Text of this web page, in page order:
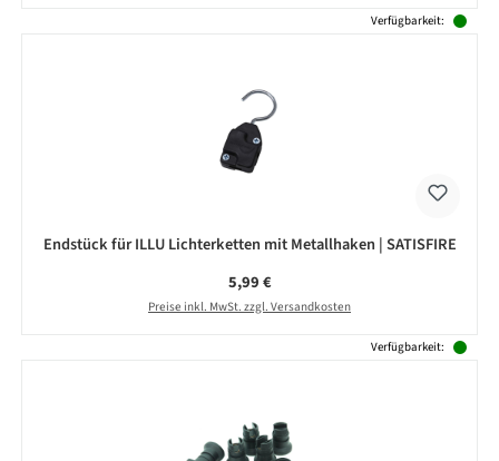
Verfügbarkeit:
Endstück für ILLU Lichterketten mit Metallhaken | SATISFIRE
Regulärer Preis:
5,99 €
Preise inkl. MwSt. zzgl. Versandkosten
Verfügbarkeit: